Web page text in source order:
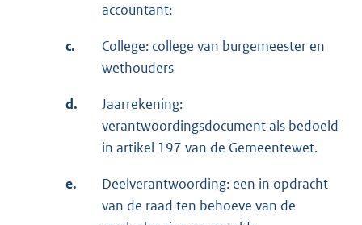
accountant;
c.
College: college van burgemeester en
wethouders
d.
Jaarrekening:
verantwoordingsdocument als bedoeld
in artikel 197 van de Gemeentewet.
e.
Deelverantwoording: een in opdracht
van de raad ten behoeve van de